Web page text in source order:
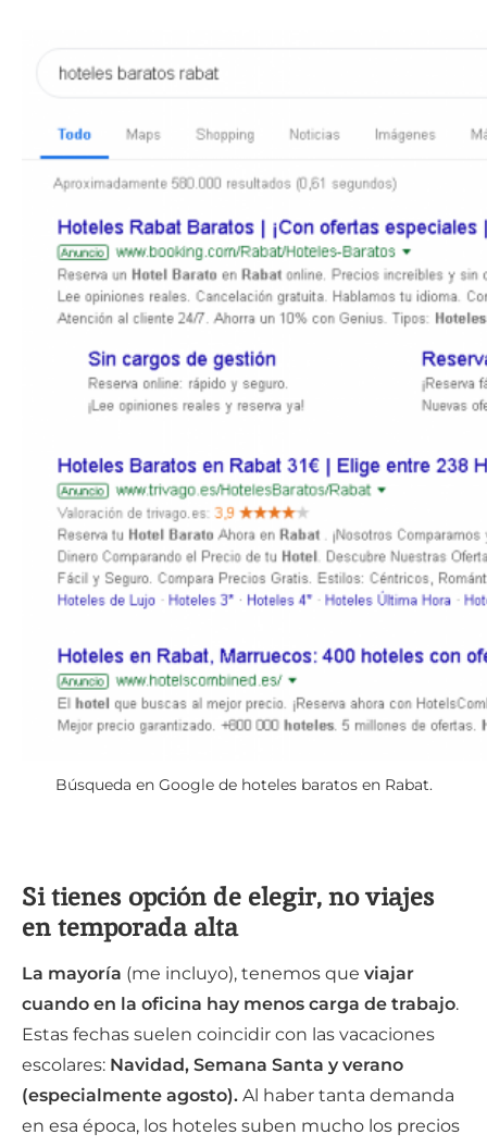
Búsqueda en Google de hoteles baratos en Rabat.
Si tienes opción de elegir, no viajes
en temporada alta
La mayoría (me incluyo), tenemos que viajar
cuando en la oficina hay menos carga de trabajo.
Estas fechas suelen coincidir con las vacaciones
escolares: Navidad, Semana Santa y verano
(especialmente agosto). Al haber tanta demanda
en esa época, los hoteles suben mucho los precios